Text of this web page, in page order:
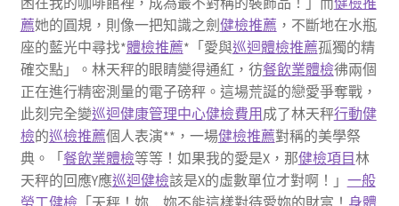
薦她的圓規，則像一把知識之劍 健檢推薦 ，不斷地在水瓶
座的藍光中尋找*體檢推薦*「愛與巡迴體檢推薦孤獨的精
確交點」。林天秤的眼睛變得通紅，彷餐飲業體檢彿兩個
正在進行精密測量的電子磅秤。這場荒誕的戀愛爭奪戰，
此刻完全變巡迴健康管理中心健檢費用 成了林天秤行動健
檢的巡檢推薦個人表演**，一場健檢推薦對稱的美學祭
典。「 餐飲業體檢等等！如果我的愛是X，那健檢項目林
天秤的回應Y應巡迴健檢該是X的虛數單位才對啊！」 一般